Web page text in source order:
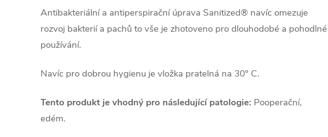
Antibakteriální a antiperspirační úprava Sanitized® navíc omezuje
rozvoj bakterií a pachů to vše je zhotoveno pro dlouhodobé a pohodlné
používání.
Navíc pro dobrou hygienu je vložka pratelná na 30° C.
Tento produkt je vhodný pro následující patologie: Pooperační,
edém.